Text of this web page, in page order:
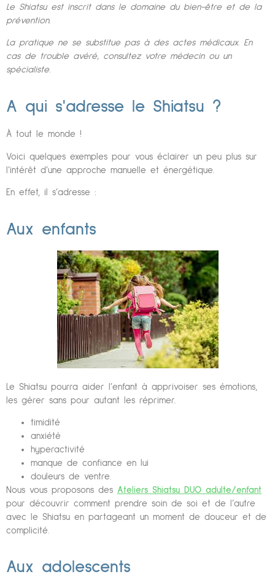
Le Shiatsu est inscrit dans le domaine du bien-être et de la
prévention.
La pratique ne se substitue pas à des actes médicaux. En
cas de trouble avéré, consultez votre médecin ou un
spécialiste.
A qui s'adresse le Shiatsu ?
À tout le monde !
Voici quelques exemples pour vous éclairer un peu plus sur
l’intérêt d’une approche manuelle et énergétique.
En effet, il s’adresse :
Aux enfants
Le Shiatsu pourra aider l’enfant à apprivoiser ses émotions,
les gérer sans pour autant les réprimer.
timidité
anxiété
hyperactivité
manque de confiance en lui
douleurs de ventre.
Nous vous proposons des Ateliers Shiatsu DUO adulte/enfant
pour découvrir comment prendre soin de soi et de l’autre
avec le Shiatsu en partageant un moment de douceur et de
complicité.
Aux adolescents